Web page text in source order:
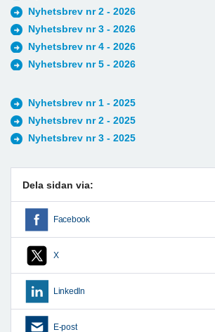
Nyhetsbrev nr 2 - 2026
Nyhetsbrev nr 3 - 2026
Nyhetsbrev nr 4 - 2026
Nyhetsbrev nr 5 - 2026
Nyhetsbrev nr 1 - 2025
Nyhetsbrev nr 2 - 2025
Nyhetsbrev nr 3 - 2025
Dela sidan via:
Facebook
X
LinkedIn
E-post